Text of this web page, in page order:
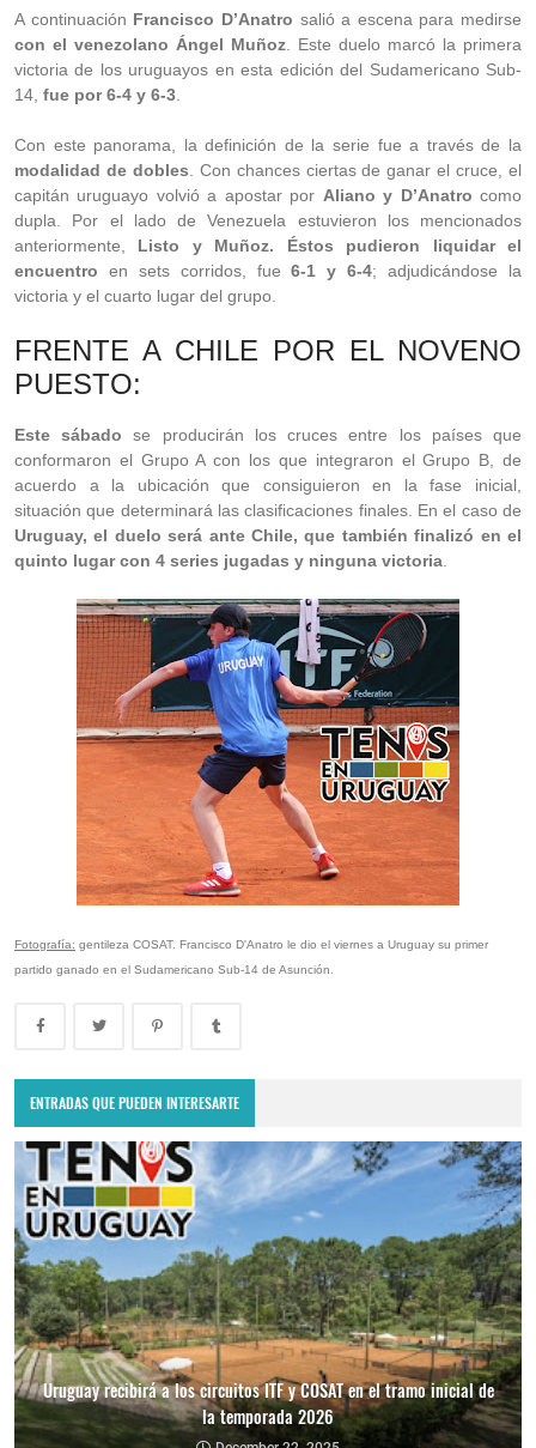
A continuación Francisco D’Anatro salió a escena para medirse
con el venezolano Ángel Muñoz . Este duelo marcó la primera
victoria de los uruguayos en esta edición del Sudamericano Sub-
14, fue por 6-4 y 6-3
Con este panorama, la definición de la serie fue a través de la
modalidad de dobles . Con chances ciertas de ganar el cruce, el
capitán uruguayo volvió a apostar por Aliano y D’Anatro como
dupla. Por el lado de Venezuela estuvieron los mencionados
anteriormente, Listo y Muñoz. Éstos pudieron liquidar el
encuentro en sets corridos, fue6-1 y 6-4; adjudicándose la
victoria y el cuarto lugar del grupo.
FRENTE A CHILE POR EL NOVENO
PUESTO:
Este sábado se producirán los cruces entre los países que
conformaron el Grupo A con los que integraron el Grupo B, de
acuerdo a la ubicación que consiguieron en la fase inicial,
situación que determinará las clasificaciones finales. En el caso de
Uruguay, el duelo será ante Chile, que también finalizó en el
quinto lugar con 4 series jugadas y ninguna victoria
Fotografía: gentileza COSAT. Francisco D'Anatro le dio el viernes a Uruguay su primer
partido ganado en el Sudamericano Sub-14 de Asunción.
ENTRADAS QUE PUEDEN INTERESARTE
Uruguay recibirá a los circuitos ITF y COSAT en el tramo inicial de
la temporada 2026